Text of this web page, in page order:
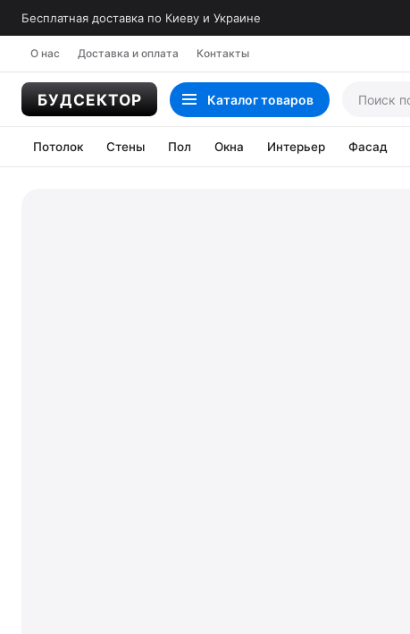
Бесплатная доставка по Киеву и Украине
О нас Доставка и оплата Контакты
Каталогтоваров
Потолок Стены Пол Окна Интерьер Фасад